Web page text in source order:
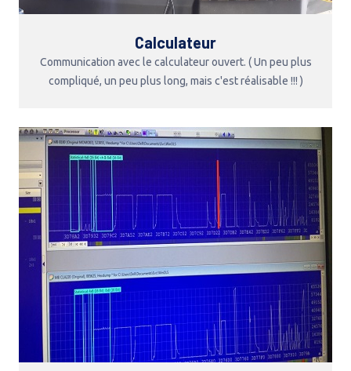
Calculateur
Communication avec le calculateur ouvert. ( Un peu plus
compliqué, un peu plus long, mais c'est réalisable !!! )